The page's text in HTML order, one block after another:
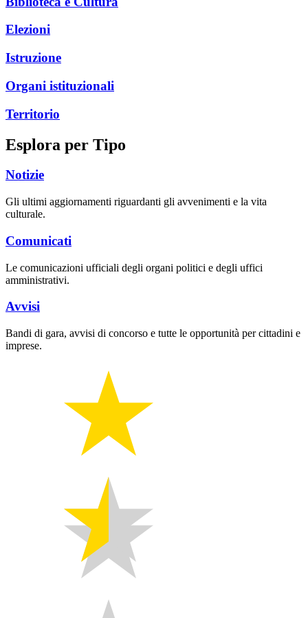
Elezioni
Istruzione
Organi istituzionali
Territorio
Esplora per Tipo
Notizie
Gli ultimi aggiornamenti riguardanti gli avvenimenti e la vita
culturale.
Comunicati
Le comunicazioni ufficiali degli organi politici e degli uffici
amministrativi.
Avvisi
Bandi di gara, avvisi di concorso e tutte le opportunità per cittadini e
imprese.